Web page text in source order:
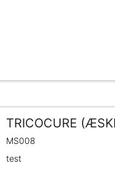
TRICOCURE
MS008
test